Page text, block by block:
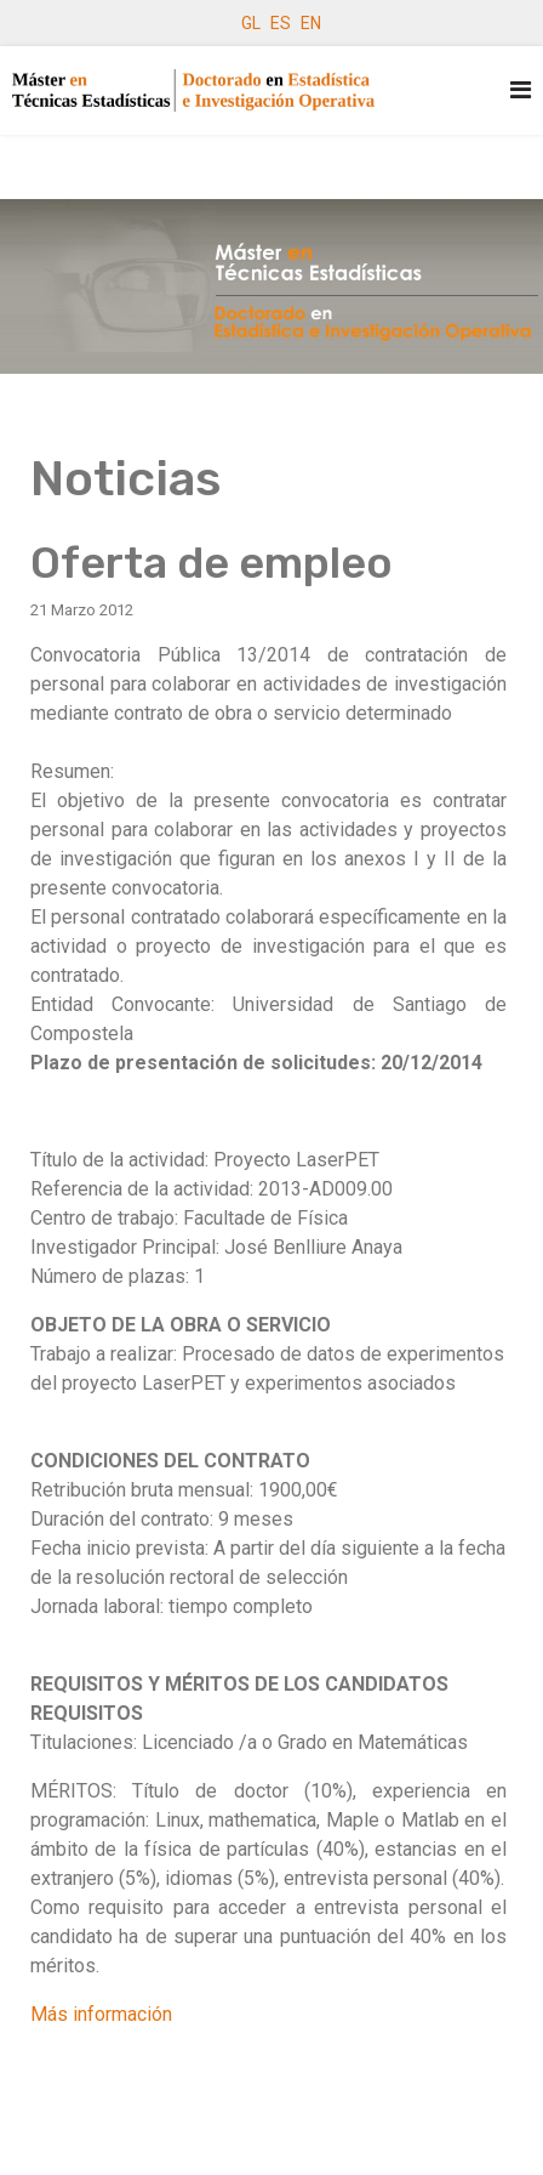
GL ES EN
Noticias
Oferta de empleo
21 Marzo 2012
Convocatoria Pública 13/2014 de contratación de
personal para colaborar en actividades de investigación
mediante contrato de obra o servicio determinado
Resumen:
El objetivo de la presente convocatoria es contratar
personal para colaborar en las actividades y proyectos
de investigación que figuran en los anexos I y II de la
presente convocatoria.
El personal contratado colaborará específicamente en la
actividad o proyecto de investigación para el que es
contratado.
Entidad Convocante: Universidad de Santiago de
Compostela
Plazo de presentación de solicitudes: 20/12/2014
Título de la actividad: Proyecto LaserPET
Referencia de la actividad: 2013-AD009.00
Centro de trabajo: Facultade de Física
Investigador Principal: José Benlliure Anaya
Número de plazas: 1
OBJETO DE LA OBRA O SERVICIO
Trabajo a realizar: Procesado de datos de experimentos
del proyecto LaserPET y experimentos asociados
CONDICIONES DEL CONTRATO
Retribución bruta mensual: 1900,00€
Duración del contrato: 9 meses
Fecha inicio prevista: A partir del día siguiente a la fecha
de la resolución rectoral de selección
Jornada laboral: tiempo completo
REQUISITOS Y MÉRITOS DE LOS CANDIDATOS
REQUISITOS
Titulaciones: Licenciado /a o Grado en Matemáticas
MÉRITOS: Título de doctor (10%), experiencia en
programación: Linux, mathematica, Maple o Matlab en el
ámbito de la física de partículas (40%), estancias en el
extranjero (5%), idiomas (5%), entrevista personal (40%).
Como requisito para acceder a entrevista personal el
candidato ha de superar una puntuación del 40% en los
méritos.
Más información